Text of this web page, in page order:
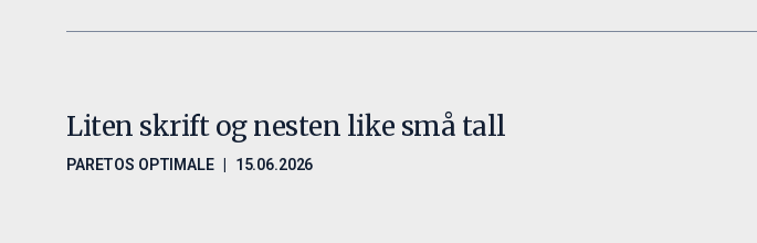
Liten skrift og nesten like små tall
PARETOS OPTIMALE 15.06.2026